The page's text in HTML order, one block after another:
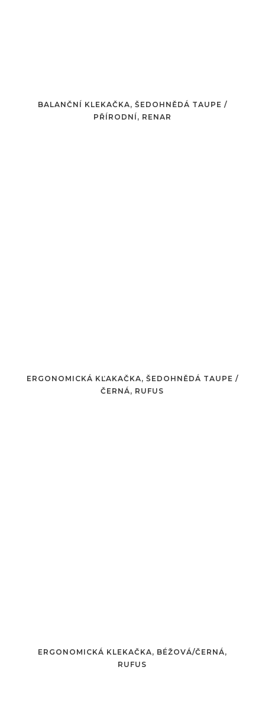
BALANČNÍ KLEKAČKA, ŠEDOHNĚDÁ TAUPE /
PŘÍRODNÍ, RENAR
ERGONOMICKÁ KĽAKAČKA, ŠEDOHNĚDÁ TAUPE /
ČERNÁ, RUFUS
ERGONOMICKÁ KLEKAČKA, BÉŽOVÁ/ČERNÁ,
RUFUS